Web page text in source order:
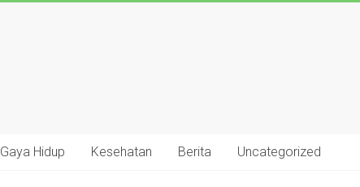
Gaya Hidup Kesehatan Berita Uncategorized